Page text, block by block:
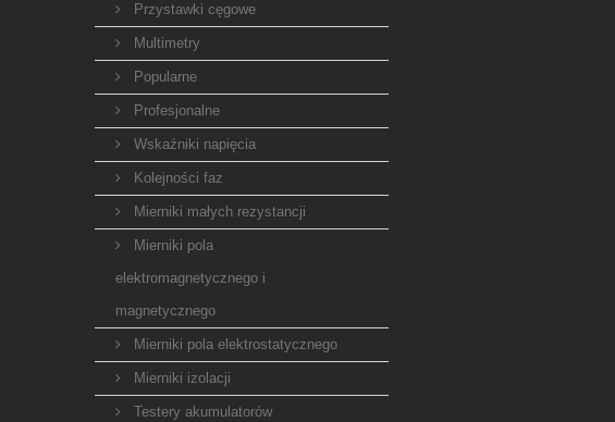
Przystawki cęgowe
Multimetry
Popularne
Profesjonalne
Wskaźniki napięcia
Kolejności faz
Mierniki małych rezystancji
Mierniki pola
elektromagnetycznego i
magnetycznego
Mierniki pola elektrostatycznego
Mierniki izolacji
Testery akumulatorów